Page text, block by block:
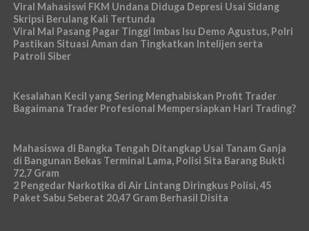
Viral Mahasiswi FKM Undana Diduga Depresi Usai Sidang
Skripsi Berulang Kali Tertunda
Viral Mal Pasang Pagar Tinggi Imbas Isu Demo Agustus, Polri
Pastikan Situasi Aman dan Tingkatkan Intelijen serta
Patroli Siber
Kesalahan Kecil yang Sering Menghabiskan Profit Trader
Bagaimana Trader Profesional Mempersiapkan Hari Trading?
Mahasiswa di Bangka Tengah Ditangkap Usai Tanam Ganja
di Bangunan Bekas Terminal Lama, Polisi Sita Barang Bukti
72,7 Gram
2 Pengedar Narkotika di Air Lintang Diringkus Polisi, 45
Paket Sabu Seberat 20,47 Gram Berhasil Disita